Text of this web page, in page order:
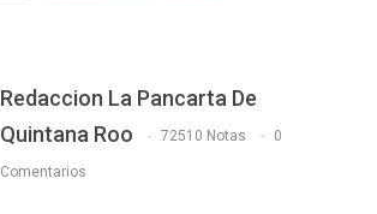
Redaccion La Pancarta De
Quintana Roo
72510 Notas 0
Comentarios